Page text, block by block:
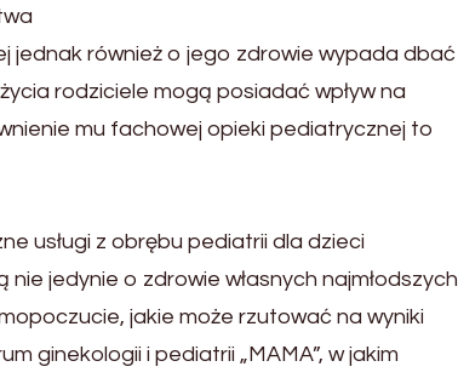
jednak również o jego zdrowie wypada dbać
rodziciele mogą posiadać wpływ na
mu fachowej opieki pediatrycznej to
usługi z obrębu pediatrii dla dzieci
jedynie o zdrowie własnych najmłodszych
jakie może rzutować na wyniki
ginekologii i pediatrii „MAMA”, w jakim